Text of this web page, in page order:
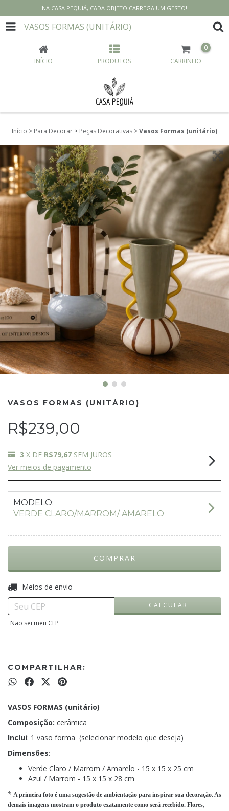
NA CASA PEQUIÁ, CADA OBJETO CARREGA UM GESTO!
VASOS FORMAS (UNITÁRIO)
INÍCIO PRODUTOS CARRINHO
0
Início > Para Decorar > Peças Decorativas >Vasos Formas (unitário)
VASOS FORMAS (UNITÁRIO)
R$239,00
3 X DE R$79,67 SEM JUROS
Ver meios de pagamento
MODELO:
VERDE CLARO/MARROM/ AMARELO
Entregas para o CEP:
Meios de envio
CALCULAR
Não sei meu CEP
COMPARTILHAR:
VASOS FORMAS (unitário)
Composição: cerâmica
Inclui: 1 vaso forma (selecionar modelo que deseja)
Dimensões:
Verde Claro / Marrom / Amarelo - 15 x 15 x 25 cm
Azul / Marrom - 15 x 15 x 28 cm
* A primeira foto é uma sugestão de ambientação para inspirar sua decoração. As
demais imagens mostram o produto exatamente como será recebido. Flores,